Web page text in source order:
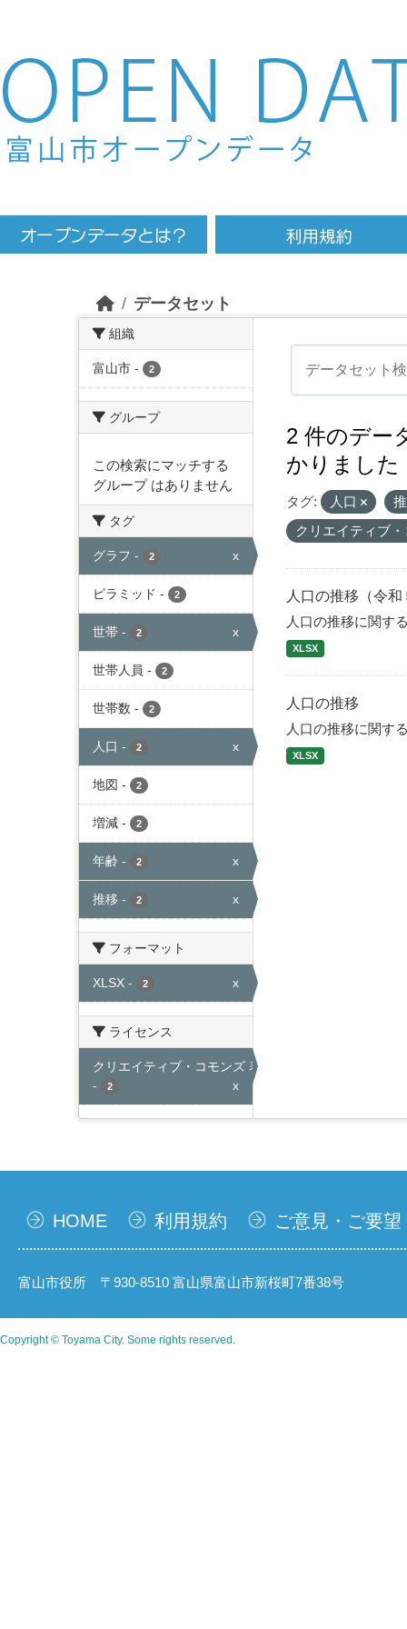
Skip to main content
データセット
組織
富山市 - 2
グループ
この検索にマッチする
グループ はありません
タグ
グラフ - 2 x
ピラミッド - 2
世帯 - 2 x
世帯人員 - 2
世帯数 - 2
人口 - 2 x
地図 - 2
増減 - 2
年齢 - 2 x
推移 - 2 x
フォーマット
XLSX - 2 x
ライセンス
クリエイティブ・コモンズ 表示
-
2 x
2 件のデー
かりました
タグ: 人口
クリエイティブ
人口の推移（令和
人口の推移に関す
XLSX
人口の推移
人口の推移に関す
XLSX
HOME 利用規約 ご意見・ご要望
富山市役所 〒930-8510 富山県富山市新桜町7番38号
Copyright © Toyama City. Some rights reserved.